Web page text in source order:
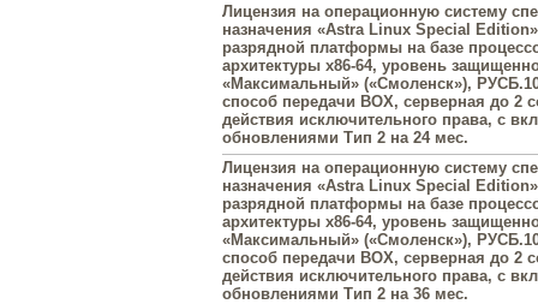
Лицензия на операционную систему
назначения «Astra Linux Special
разрядной платформы на базе
архитектуры х86-64, уровень
«Максимальный» («Смоленск»),
способ передачи BOX, серверная до 2
действия исключительного права, с
обновлениями Тип 2 на 24 мес.
Лицензия на операционную систему
назначения «Astra Linux Special
разрядной платформы на базе
архитектуры х86-64, уровень
«Максимальный» («Смоленск»),
способ передачи BOX, серверная до 2
действия исключительного права, с
обновлениями Тип 2 на 36 мес.